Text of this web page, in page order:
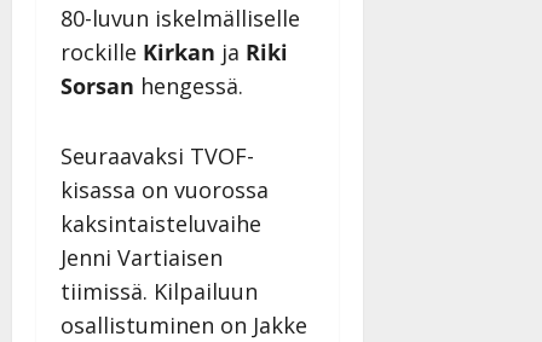
80-luvun iskelmälliselle
rockille Kirkan ja Riki
Sorsan hengessä.
Seuraavaksi TVOF-
kisassa on vuorossa
kaksintaisteluvaihe
Jenni Vartiaisen
tiimissä. Kilpailuun
osallistuminen on Jakke